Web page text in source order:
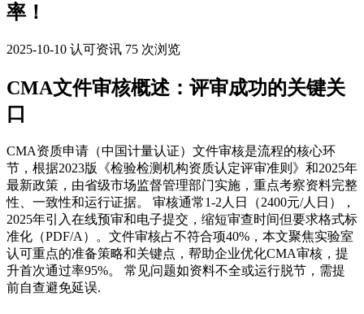
率！
2025-10-10 认可资讯 75 次浏览
CMA文件审核概述：评审成功的关键关
口
CMA资质申请（中国计量认证）文件审核是流程的核心环
节，根据2023版《检验检测机构资质认定评审准则》和2025年
最新政策，由省级市场监督管理部门实施，重点考察资料完整
性、一致性和运行证据。 审核通常1-2人日（2400元/人日），
2025年引入在线预审和电子提交，缩短审查时间但要求格式标
准化（PDF/A）。文件审核占不符合项40%，本文聚焦实验室
认可重点的准备策略和关键点，帮助企业优化CMA审核，提
升首次通过率95%。 常见问题如资料不全或运行脱节，需提
前自查避免延误.